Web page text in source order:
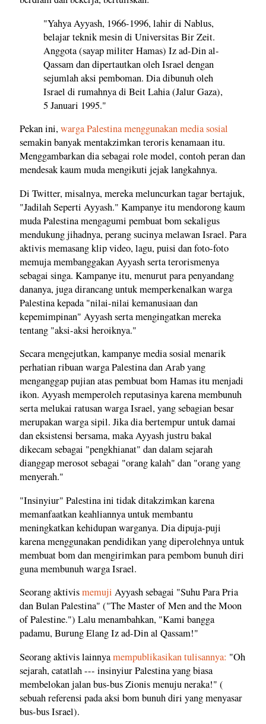
"Yahya Ayyash, 1966-1996, lahir di Nablus,
belajar teknik mesin di Universitas Bir Zeit.
Anggota (sayap militer Hamas) Iz ad-Din al-
Qassam dan dipertautkan oleh Israel dengan
sejumlah aksi pemboman. Dia dibunuh oleh
Israel di rumahnya di Beit Lahia (Jalur Gaza),
5 Januari 1995."
Pekan ini,warga Palestina menggunakan media sosial
semakin banyak mentakzimkan teroris kenamaan itu.
Menggambarkan dia sebagai role model, contoh peran dan
mendesak kaum muda mengikuti jejak langkahnya.
Di Twitter, misalnya, mereka meluncurkan tagar bertajuk,
"Jadilah Seperti Ayyash." Kampanye itu mendorong kaum
muda Palestina mengagumi pembuat bom sekaligus
mendukung jihadnya, perang sucinya melawan Israel. Para
aktivis memasang klip video, lagu, puisi dan foto-foto
memuja membanggakan Ayyash serta terorismenya
sebagai singa. Kampanye itu, menurut para penyandang
dananya, juga dirancang untuk memperkenalkan warga
Palestina kepada "nilai-nilai kemanusiaan dan
kepemimpinan" Ayyash serta mengingatkan mereka
tentang "aksi-aksi heroiknya."
Secara mengejutkan, kampanye media sosial menarik
perhatian ribuan warga Palestina dan Arab yang
menganggap pujian atas pembuat bom Hamas itu menjadi
ikon. Ayyash memperoleh reputasinya karena membunuh
serta melukai ratusan warga Israel, yang sebagian besar
merupakan warga sipil. Jika dia bertempur untuk damai
dan eksistensi bersama, maka Ayyash justru bakal
dikecam sebagai "pengkhianat" dan dalam sejarah
dianggap merosot sebagai "orang kalah" dan "orang yang
menyerah."
"Insinyiur" Palestina ini tidak ditakzimkan karena
memanfaatkan keahliannya untuk membantu
meningkatkan kehidupan warganya. Dia dipuja-puji
karena menggunakan pendidikan yang diperolehnya untuk
membuat bom dan mengirimkan para pembom bunuh diri
guna membunuh warga Israel.
Seorang aktivismemuji Ayyash sebagai "Suhu Para Pria
dan Bulan Palestina" ("The Master of Men and the Moon
of Palestine.") Lalu menambahkan, "Kami bangga
padamu, Burung Elang Iz ad-Din al Qassam!"
Seorang aktivis lainnyamempublikasikan tulisannya: "Oh
sejarah, catatlah --- insinyiur Palestina yang biasa
membelokan jalan bus-bus Zionis menuju neraka!" (
sebuah referensi pada aksi bom bunuh diri yang menyasar
bus-bus Israel).